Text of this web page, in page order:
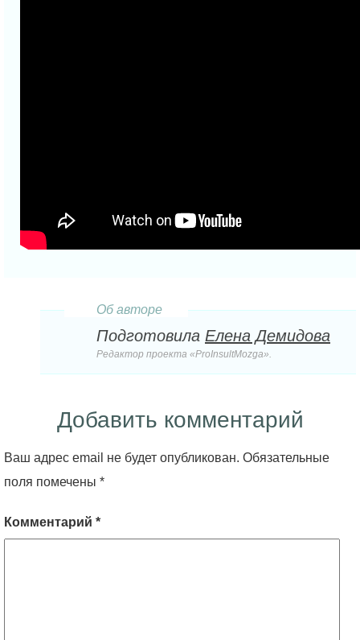
Об авторе
Подготовила Елена Демидова
Редактор проекта «ProInsultMozga».
Добавить комментарий
Ваш адрес email не будет опубликован. Обязательные
поля помечены *
Комментарий *